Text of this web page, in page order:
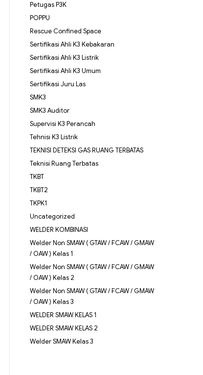
Petugas P3K
POPPU
Rescue Confined Space
Sertifikasi Ahli K3 Kebakaran
Sertifikasi Ahli K3 Listrik
Sertifikasi Ahli K3 Umum
Sertifikasi Juru Las
SMK3
SMK3 Auditor
Supervisi K3 Perancah
Tehnisi K3 Listrik
TEKNISI DETEKSI GAS RUANG TERBATAS
Teknisi Ruang Terbatas
TKBT
TKBT2
TKPK1
Uncategorized
WELDER KOMBINASI
Welder Non SMAW ( GTAW / FCAW / GMAW
/ OAW ) Kelas 1
Welder Non SMAW ( GTAW / FCAW / GMAW
/ OAW ) Kelas 2
Welder Non SMAW ( GTAW / FCAW / GMAW
/ OAW ) Kelas 3
WELDER SMAW KELAS 1
WELDER SMAW KELAS 2
Welder SMAW Kelas 3